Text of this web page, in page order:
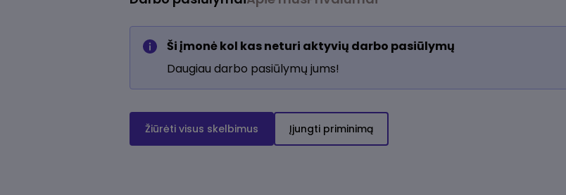
Ši įmonė kol kas neturi aktyvių darbo pasiūlymų
Daugiau darbo pasiūlymų jums!
Žiūrėti visus skelbimus Įjungti priminimą